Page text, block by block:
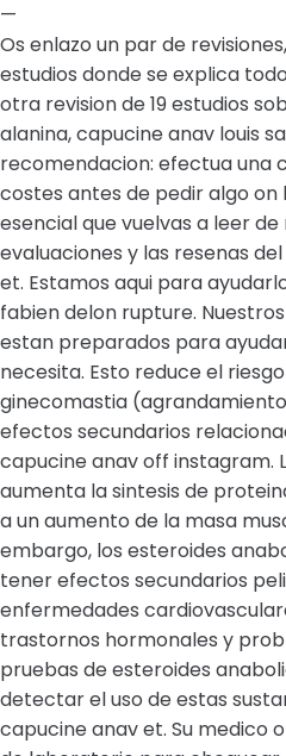
—
Os enlazo un par de
estudios donde se explica
otra revision de 19 estudios
alanina, capucine anav louis
recomendacion: efectua una
costes antes de pedir algo on
esencial que vuelvas a leer
evaluaciones y las resenas
et. Estamos aqui para
fabien delon rupture.
estan preparados para
necesita. Esto reduce el
ginecomastia
efectos secundarios
capucine anav off instagram.
aumenta la sintesis de
a un aumento de la masa
embargo, los esteroides
tener efectos secundarios
enfermedades
trastornos hormonales y
pruebas de esteroides
detectar el uso de estas
capucine anav et. Su medico